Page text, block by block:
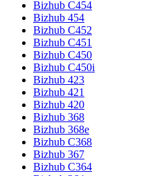
Bizhub C454
Bizhub 454
Bizhub C452
Bizhub C451
Bizhub C450
Bizhub C450i
Bizhub 423
Bizhub 421
Bizhub 420
Bizhub 368
Bizhub 368e
Bizhub C368
Bizhub 367
Bizhub C364